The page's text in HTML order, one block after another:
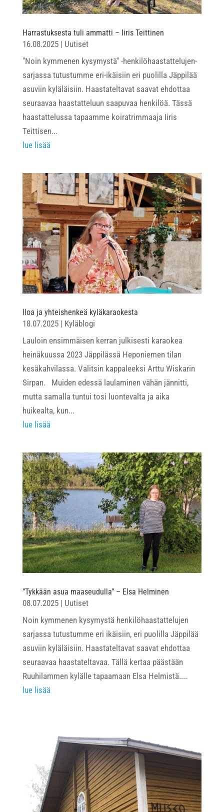
Harrastuksesta tuli ammatti – Iiris Teittinen
16.08.2025| Uutiset
"Noin kymmenen kysymystä" -henkilöhaastattelujen-
sarjassa tutustumme eri-ikäisiin eri puolilla Jäppilää
asuviin kyläläisiin. Haastateltavat saavat ehdottaa
seuraavaa haastatteluun saapuvaa henkilöä. Tässä
haastattelussa tapaamme koiratrimmaaja Iiris
Teittisen...
lue lisää
Iloa ja yhteishenkeä kyläkaraokesta
18.07.2025| Kyläblogi
Lauloin ensimmäisen kerran julkisesti karaokea
heinäkuussa 2023 Jäppilässä Heponiemen tilan
kesäkahvilassa. Valitsin kappaleeksi Arttu Wiskarin
Sirpan. Muiden edessä laulaminen vähän jännitti,
mutta samalla tuntui tosi luontevalta ja aika
huikealta, kun...
lue lisää
”Tykkään asua maaseudulla” – Elsa Helminen
08.07.2025| Uutiset
Noin kymmenen kysymystä henkilöhaastattelujen
sarjassa tutustumme eri ikäisiin, eri puolilla Jäppilää
asuviin kyläläisiin. Haastateltavat saavat ehdottaa
seuraavaa haastateltavaa. Tällä kertaa päästään
Ruuhilammen kylälle tapaamaan Elsa Helmistä....
lue lisää